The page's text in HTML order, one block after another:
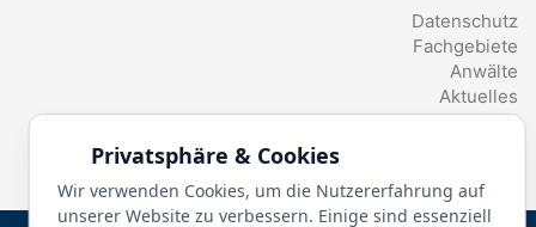
Datenschutz
Fachgebiete
Anwälte
Aktuelles
Glossar
Privatsphäre & Cookies
Wir verwenden Cookies, um die Nutzererfahrung auf
unserer Website zu verbessern. Einige sind essenziell